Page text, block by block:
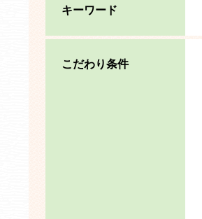
キーワード
こだわり条件